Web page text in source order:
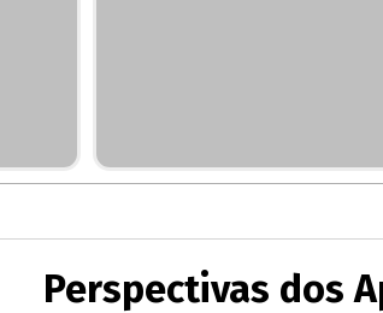
Perspectivas dos